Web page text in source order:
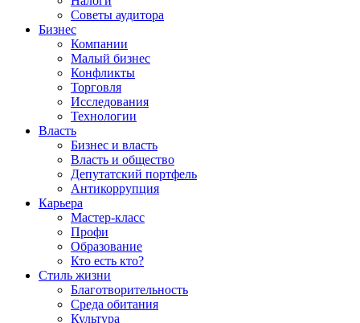
Советы аудитора
Бизнес
Компании
Малый бизнес
Конфликты
Торговля
Исследования
Технологии
Власть
Бизнес и власть
Власть и общество
Депутатский портфель
Антикоррупция
Карьера
Мастер-класс
Профи
Образование
Кто есть кто?
Стиль жизни
Благотворительность
Среда обитания
Культура